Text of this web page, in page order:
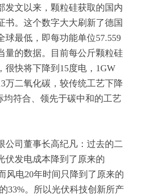
发文以来，颗粒硅获取的国内
书。这个数字大大刷新了德国
球最低，即每功能单位57.559
量的数据。目前每公斤颗粒硅
很快将下降到15度电，1GW
万二氧化碳，较传统工艺下降
均符合、领先于碳中和的工艺
公司董事长高纪凡：过去的二
伏发电成本降到了原来的
风电20年时间只降到了原来的
33%。所以光伏科技创新所产